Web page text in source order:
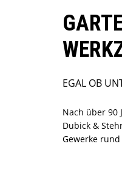
EGAL OB
Nach über 90
Dubick &
Gewerke